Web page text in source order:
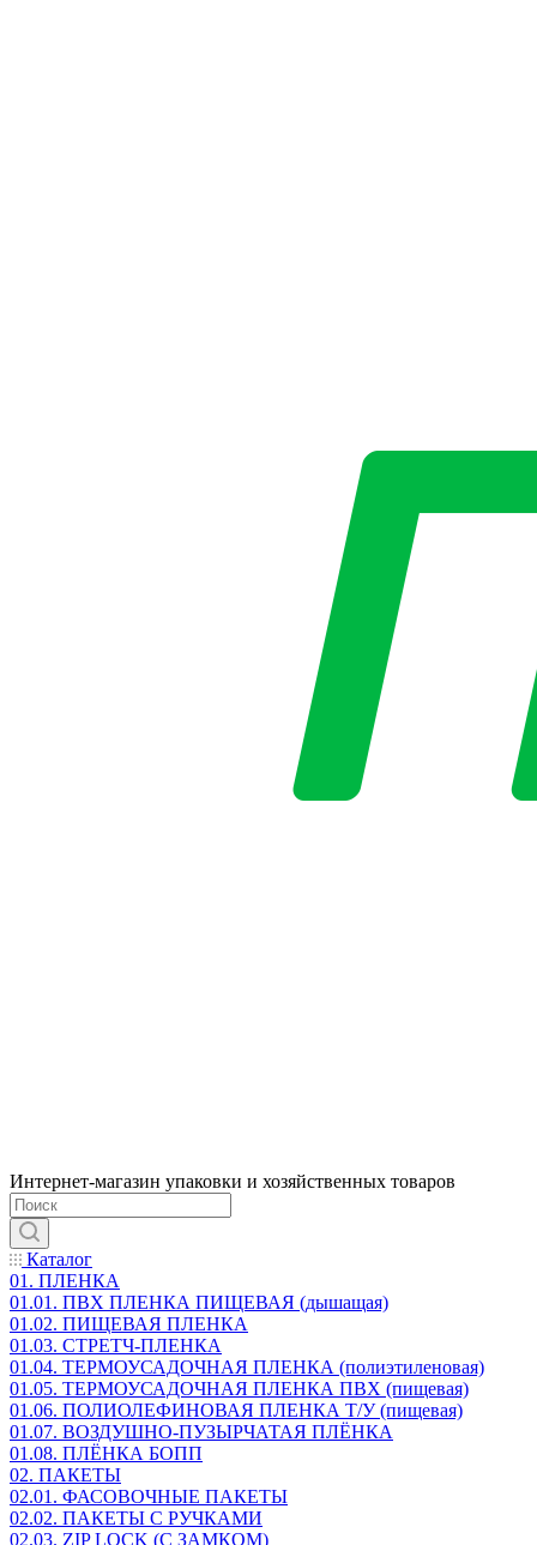
Интернет-магазин упаковки и хозяйственных товаров
Каталог
01. ПЛЕНКА
01.01. ПВХ ПЛЕНКА ПИЩЕВАЯ (дышащая)
01.02. ПИЩЕВАЯ ПЛЕНКА
01.03. СТРЕТЧ-ПЛЕНКА
01.04. ТЕРМОУСАДОЧНАЯ ПЛЕНКА (полиэтиленовая)
01.05. ТЕРМОУСАДОЧНАЯ ПЛЕНКА ПВХ (пищевая)
01.06. ПОЛИОЛЕФИНОВАЯ ПЛЕНКА Т/У (пищевая)
01.07. ВОЗДУШНО-ПУЗЫРЧАТАЯ ПЛЁНКА
01.08. ПЛЁНКА БОПП
02. ПАКЕТЫ
02.01. ФАСОВОЧНЫЕ ПАКЕТЫ
02.02. ПАКЕТЫ С РУЧКАМИ
02.03. ZIP LOСK (С ЗАМКОМ)